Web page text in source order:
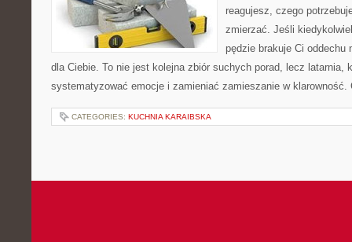
reagujesz, czego
zmierzać. Jeśli
pędzie brakuje Ci oddechu
dla Ciebie. To nie jest kolejna zbiór suchych porad, lecz latarnia,
systematyzować emocje i zamieniać zamieszanie w
CATEGORIES: KUCHNIA KARAIBSKA